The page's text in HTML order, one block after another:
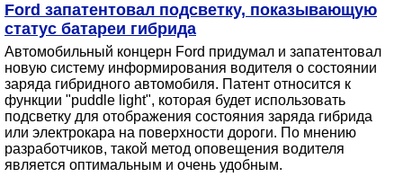
Ford запатентовал подсветку, показывающую
статус батареи гибрида
Автомобильный концерн Ford придумал и запатентовал
новую систему информирования водителя о состоянии
заряда гибридного автомобиля. Патент относится к
функции "puddle light", которая будет использовать
подсветку для отображения состояния заряда гибрида
или электрокара на поверхности дороги. По мнению
разработчиков, такой метод оповещения водителя
является оптимальным и очень удобным.